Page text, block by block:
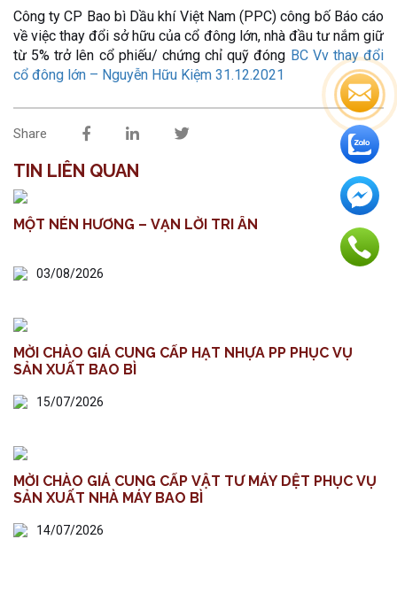
Công ty CP Bao bì Dầu khí Việt Nam (PPC) công bố Báo cáo
về việc thay đổi sở hữu của cổ đông lớn, nhà đầu tư nắm giữ
từ 5% trở lên cổ phiếu/ chứng chỉ quỹ đóng BC Vv thay đổi
cổ đông lớn – Nguyễn Hữu Kiệm 31.12.2021
Share
TIN LIÊN QUAN
MỘT NÉN HƯƠNG – VẠN LỜI TRI ÂN
03/08/2026
MỜI CHÀO GIÁ CUNG CẤP HẠT NHỰA PP PHỤC VỤ
SẢN XUẤT BAO BÌ
15/07/2026
MỜI CHÀO GIÁ CUNG CẤP VẬT TƯ MÁY DỆT PHỤC VỤ
SẢN XUẤT NHÀ MÁY BAO BÌ
14/07/2026